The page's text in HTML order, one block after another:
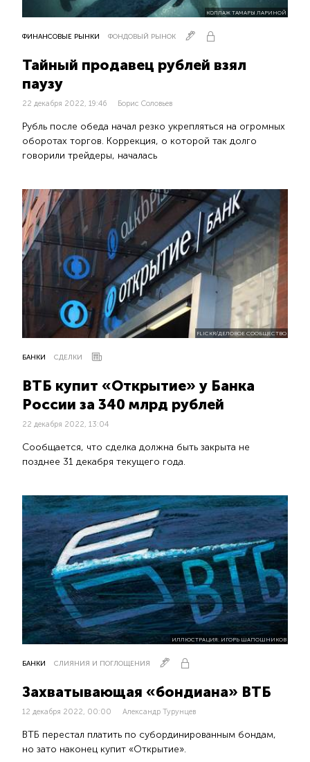
КОЛЛАЖ ТАМАРЫ ЛАРИНОЙ
ФИНАНСОВЫЕ РЫНКИ ФОНДОВЫЙ РЫНОК
Тайный продавец рублей взял
паузу
22 декабря 2022, 19:46 Борис Соловьев
Рубль после обеда начал резко укрепляться на огромных
оборотах торгов. Коррекция, о которой так долго
говорили трейдеры, началась
FLICKR/ДЕЛОВОЕ СООБЩЕСТВО
БАНКИ СДЕЛКИ
ВТБ купит «Открытие» у Банка
России за 340 млрд рублей
22 декабря 2022, 13:04
Сообщается, что сделка должна быть закрыта не
позднее 31 декабря текущего года.
ИЛЛЮСТРАЦИЯ: ИГОРЬ ШАПОШНИКОВ
БАНКИ СЛИЯНИЯ И ПОГЛОЩЕНИЯ
Захватывающая «бондиана» ВТБ
12 декабря 2022, 00:00 Александр Турунцев
ВТБ перестал платить по субординированным бондам,
но зато наконец купит «Открытие».